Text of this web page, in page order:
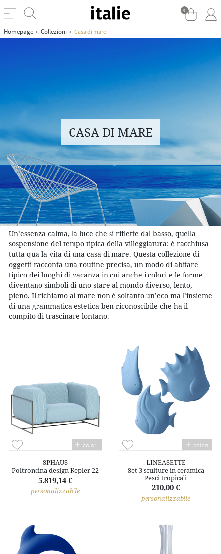
0
Homepage Collezioni Casa di mare
CASA DI MARE
Un’essenza calma, la luce che si riflette dal basso, quella
sospensione del tempo tipica della villeggiatura: è racchiusa
tutta qua la vita di una casa di mare. Questa collezione di
oggetti racconta una routine precisa, un modo di abitare
tipico dei luoghi di vacanza in cui anche i colori e le forme
diventano simboli di uno stare al mondo diverso, lento,
pieno. Il richiamo al mare non è soltanto un’eco ma l’insieme
di una grammatica estetica ben riconoscibile che ha il
compito di trascinare lontano.
colori
SPHAUS
Poltroncina design Kepler 22
5.819,14 €
personalizzabile
colori
LINEASETTE
Set 3 sculture in ceramica
Pesci tropicali
210,00 €
personalizzabile